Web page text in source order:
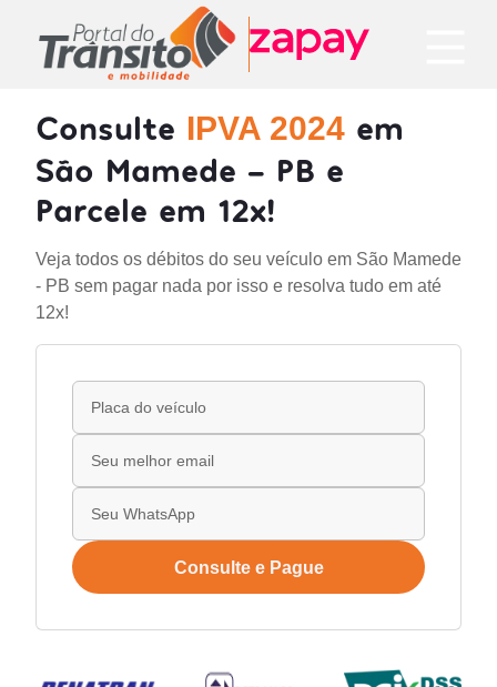
Consulte IPVA 2024 em
São Mamede - PB e
Parcele em 12x!
Veja todos os débitos do seu veículo em São Mamede
- PB sem pagar nada por isso e resolva tudo em até
12x!
Consulte e Pague